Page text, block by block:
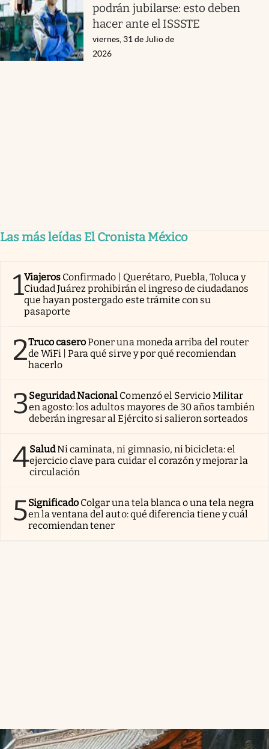
podrán jubilarse: esto deben
hacer ante el ISSSTE
viernes, 31 de Julio de
2026
Las más leídas El Cronista México
1Viajeros Confirmado | Querétaro, Puebla, Toluca y
Ciudad Juárez prohibirán el ingreso de ciudadanos
que hayan postergado este trámite con su
pasaporte
2Truco caseroPoner una moneda arriba del router
de WiFi | Para qué sirve y por qué recomiendan
hacerlo
3Seguridad Nacional Comenzó el Servicio Militar
en agosto: los adultos mayores de 30 años también
deberán ingresar al Ejército si salieron sorteados
4SaludNi caminata, ni gimnasio, ni bicicleta: el
ejercicio clave para cuidar el corazón y mejorar la
circulación
5Significado Colgar una tela blanca o una tela negra
en la ventana del auto: qué diferencia tiene y cuál
recomiendan tener